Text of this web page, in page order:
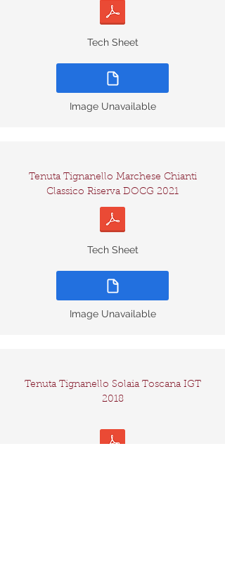
Tech Sheet
Image Unavailable
Tenuta Tignanello Marchese Chianti
Classico Riserva DOCG 2021
Tech Sheet
Image Unavailable
Tenuta Tignanello Solaia Toscana IGT
2018